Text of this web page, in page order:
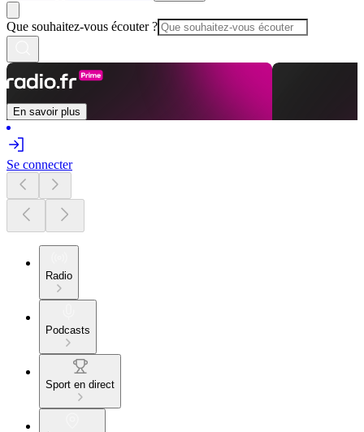
Que souhaitez-vous écouter ?
En savoir plus
Se connecter
Radio
Podcasts
Sport en direct